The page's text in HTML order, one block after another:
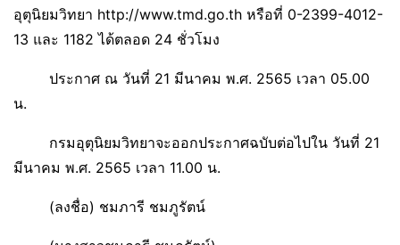
อุตุนิยมวิทยา http://www.tmd.go.th หรือที่ 0-2399-4012-
13 และ 1182 ได้ตลอด 24 ชั่วโมง
ประกาศ ณ วันที่ 21 มีนาคม พ.ศ. 2565 เวลา 05.00
น.
กรมอุตุนิยมวิทยาจะออกประกาศฉบับต่อไปใน วันที่ 21
มีนาคม พ.ศ. 2565 เวลา 11.00 น.
(ลงชื่อ) ชมภารี ชมภูรัตน์